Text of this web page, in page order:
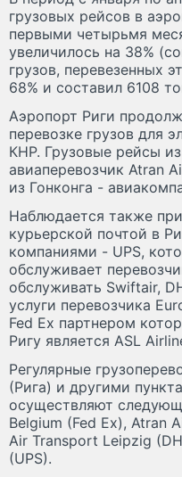
грузовых рейсов в
первыми четырьмя
увеличилось на 38%
грузов, перевезенных
68% и составил 6108
Аэропорт Риги
перевозке грузов для
КНР. Грузовые рейсы
авиаперевозчик Atran
из Гонконга -
Наблюдается также
курьерской почтой в
компаниями - UPS,
обслуживает
обслуживать Swiftair,
услуги перевозчика
Fed Ex партнером
Ригу является ASL
Регулярные
(Рига) и другими
осуществляют
Belgium (Fed Ex), Atran
Air Transport Leipzig
(UPS).